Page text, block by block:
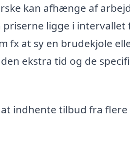
kan afhænge af
ligge i intervallet
fx at sy en brudekjole
ekstra tid og de
indhente tilbud fra